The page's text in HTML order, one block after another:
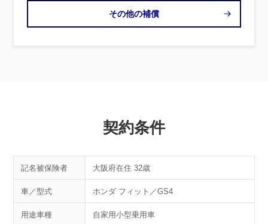
その他の補償
契約条件
記名被保険者 大阪府在住 32歳
車／型式 ホンダ フィット／GS4
用途車種 自家用小型乗用車